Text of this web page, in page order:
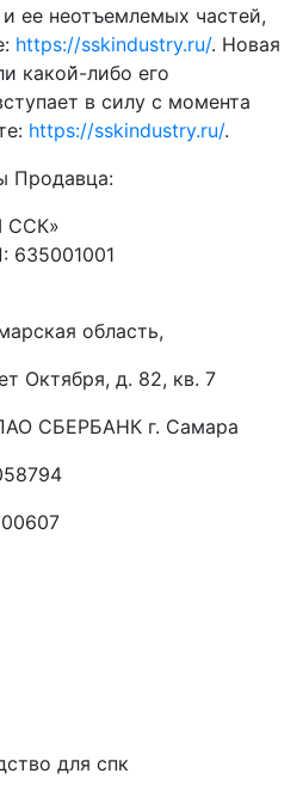
ее неотъемлемых частей,
https://sskindustry.ru/. Новая
какой̆-либо его
в силу с момента
https://sskindustry.ru/.
Продавца:
ССК»
635001001
область,
Октября, д. 82, кв. 7
СБЕРБАНК г. Самара
для спк